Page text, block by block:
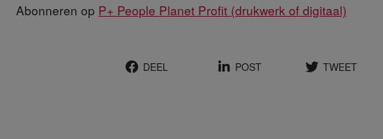
Abonneren op P+ People Planet Profit (drukwerk of digitaal)
DEEL POST TWEET